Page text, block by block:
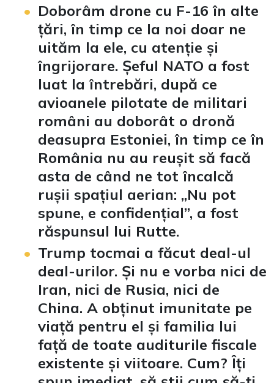
Doborâm drone cu F-16 în alte
țări, în timp ce la noi doar ne
uităm la ele, cu atenție și
îngrijorare. Șeful NATO a fost
luat la întrebări, după ce
avioanele pilotate de militari
români au doborât o dronă
deasupra Estoniei, în timp ce în
România nu au reușit să facă
asta de când ne tot încalcă
rușii spațiul aerian: „Nu pot
spune, e confidențial”, a fost
răspunsul lui Rutte.
Trump tocmai a făcut deal-ul
deal-urilor. Și nu e vorba nici de
Iran, nici de Rusia, nici de
China. A obținut imunitate pe
viață pentru el și familia lui
față de toate auditurile fiscale
existente și viitoare. Cum? Îți